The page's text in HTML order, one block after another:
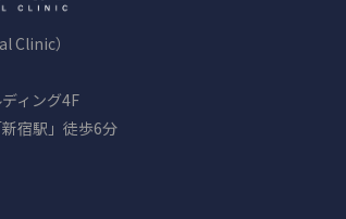
Clinic）
ィング4F
宿駅」徒歩6分